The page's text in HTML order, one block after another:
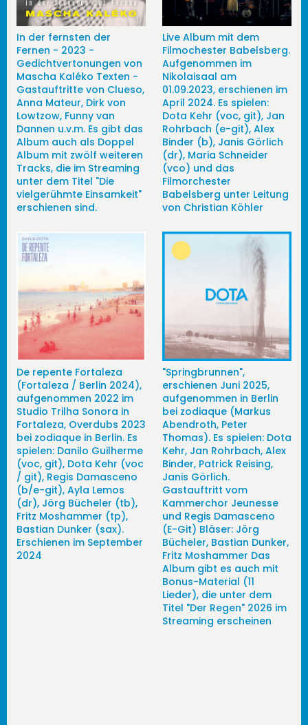
In der fernsten der
Fernen - 2023 -
Gedichtvertonungen von
Mascha Kaléko Texten -
Gastauftritte von Clueso,
Anna Mateur, Dirk von
Lowtzow, Funny van
Dannen u.v.m. Es gibt das
Album auch als Doppel
Album mit zwölf weiteren
Tracks, die im Streaming
unter dem Titel "Die
vielgerühmte Einsamkeit"
erschienen sind.
Live Album mit dem
Filmochester Babelsberg.
Aufgenommen im
Nikolaisaal am
01.09.2023, erschienen im
April 2024. Es spielen:
Dota Kehr (voc, git), Jan
Rohrbach (e-git), Alex
Binder (b), Janis Görlich
(dr), Maria Schneider
(vco) und das
Filmorchester
Babelsberg unter Leitung
von Christian Köhler
De repente Fortaleza
(Fortaleza / Berlin 2024),
aufgenommen 2022 im
Studio Trilha Sonora in
Fortaleza, Overdubs 2023
bei zodiaque in Berlin. Es
spielen: Danilo Guilherme
(voc, git), Dota Kehr (voc
/ git), Regis Damasceno
(b/e-git), Ayla Lemos
(dr), Jörg Bücheler (tb),
Fritz Moshammer (tp),
Bastian Dunker (sax).
Erschienen im September
2024
"Springbrunnen",
erschienen Juni 2025,
aufgenommen in Berlin
bei zodiaque (Markus
Abendroth, Peter
Thomas). Es spielen: Dota
Kehr, Jan Rohrbach, Alex
Binder, Patrick Reising,
Janis Görlich.
Gastauftritt vom
Kammerchor Jeunesse
und Regis Damasceno
(E-Git) Bläser: Jörg
Bücheler, Bastian Dunker,
Fritz Moshammer Das
Album gibt es auch mit
Bonus-Material (11
Lieder), die unter dem
Titel "Der Regen" 2026 im
Streaming erscheinen